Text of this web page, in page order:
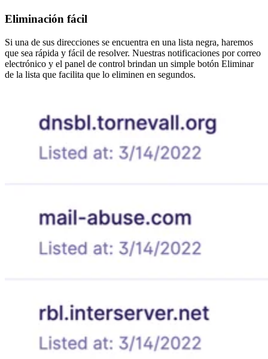
Eliminación fácil
Si una de sus direcciones se encuentra en una lista negra, haremos
que sea rápida y fácil de resolver. Nuestras notificaciones por correo
electrónico y el panel de control brindan un simple botón Eliminar
de la lista que facilita que lo eliminen en segundos.